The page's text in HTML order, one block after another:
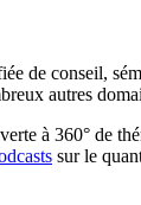
de conseil,
autres
à 360° de
sur le